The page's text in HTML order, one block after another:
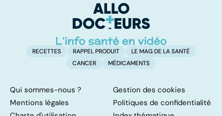
RECETTES RAPPEL PRODUIT
LE MAG DE LA SANTÉ
CANCER
MÉDICAMENTS
Qui sommes-nous ?
Gestion des cookies
Mentions légales
Politiques de confidentialité